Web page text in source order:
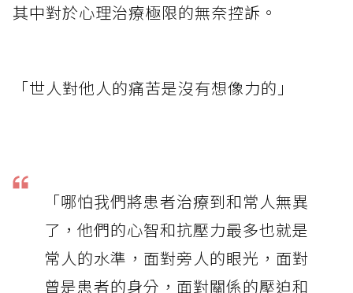
其中對於心理治療極限的無奈控訴。
「世人對他人的痛苦是沒有想像力的」
「哪怕我們將患者治療到和常人無異
了，他們的心智和抗壓力最多也就是
常人的水準，面對旁人的眼光，面對
曾是患者的身分，面對關係的壓迫和